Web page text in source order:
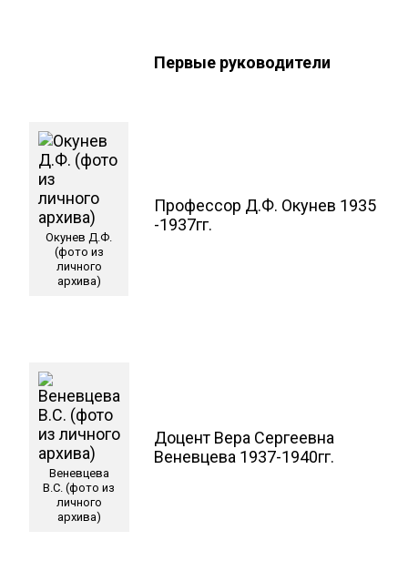
Первые руководители
Окунев Д.Ф.
(фото из
личного
архива)
Профессор Д.Ф. Окунев 1935
-1937гг.
Веневцева
В.С. (фото из
личного
архива)
Доцент Вера Сергеевна
Веневцева 1937-1940гг.